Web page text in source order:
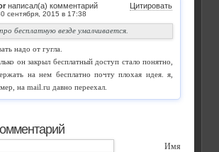
написал(а) комментарий Цитировать
про бесплатную везде умалчивается.
надо от гугла.
он закрыл бесплатный доступ стало понятно,
на нем бесплатно почту плохая идея. я,
на mail.ru давно переехал.
Имя